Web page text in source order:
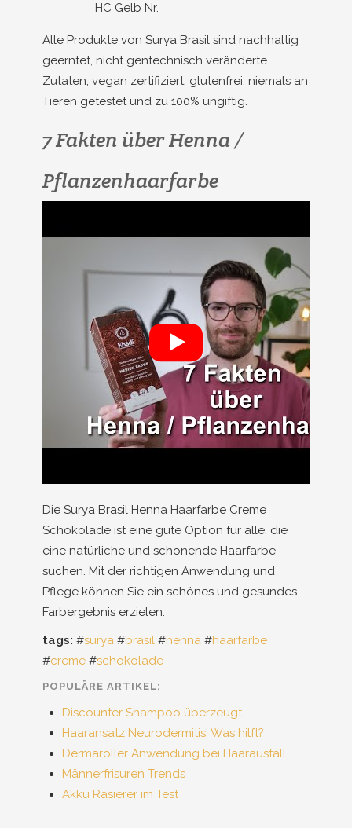
HC Gelb Nr.
Alle Produkte von Surya Brasil sind nachhaltig
geerntet, nicht gentechnisch veränderte
Zutaten, vegan zertifiziert, glutenfrei, niemals an
Tieren getestet und zu 100% ungiftig.
7 Fakten über Henna /
Pflanzenhaarfarbe
Die Surya Brasil Henna Haarfarbe Creme
Schokolade ist eine gute Option für alle, die
eine natürliche und schonende Haarfarbe
suchen. Mit der richtigen Anwendung und
Pflege können Sie ein schönes und gesundes
Farbergebnis erzielen.
tags: #surya #brasil #henna #haarfarbe
#creme #schokolade
POPULÄRE ARTIKEL:
Discounter Shampoo überzeugt
Haaransatz Neurodermitis: Was hilft?
Dermaroller Anwendung bei Haarausfall
Männerfrisuren Trends
Akku Rasierer im Test